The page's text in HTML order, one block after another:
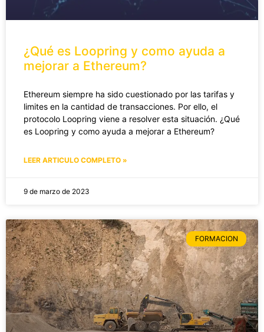
¿Qué es Loopring y como ayuda a
mejorar a Ethereum?
Ethereum siempre ha sido cuestionado por las tarifas y
limites en la cantidad de transacciones. Por ello, el
protocolo Loopring viene a resolver esta situación. ¿Qué
es Loopring y como ayuda a mejorar a Ethereum?
LEER ARTICULO COMPLETO »
9 de marzo de 2023
FORMACION